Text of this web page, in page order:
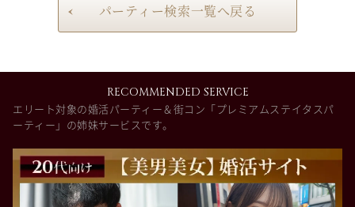
パーティー検索一覧へ戻る
RECOMMENDED SERVICE
エリート対象の婚活パーティー＆街コン「プレミアムステイタスパ
ーティー」の姉妹サービスです。